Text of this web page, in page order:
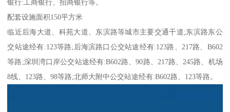
银行:工商银行、招商银行等。
配套设施面积150平方米
临近后海大道、科苑大道、东滨路等城市主要交通干道;东滨路东公
交站途经有:123等路;后海滨路口公交站途经有:123路、217路、B602
等路;深圳湾口岸公交站途经有:B602路、90路、217路、245路、机场
8线、123路、98等路;北师大附中公交站途经有:B602路、123等路。